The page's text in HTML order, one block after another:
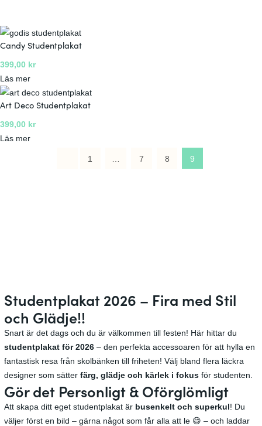
Candy Studentplakat
399,00 kr
Läs mer:
C
a
k
a
t
Art Deco Studentplakat
399,00 kr
Läs mer:
e
n
t
p
l
a
k
a
t
1 7 8 9
Studentplakat 2026 – Fira med Stil
och Glädje!!
Snart är det dags och du är välkommen till festen! Här hittar du
studentplakat för 2026 – den perfekta accessoaren för att hylla en
fantastisk resa från skolbänken till friheten! Välj bland flera läckra
designer som sätterfärg, glädje och kärlek i fokus för studenten.
Gör det Personligt & Oförglömligt
Att skapa ditt eget studentplakat är busenkelt och superkul! Du
väljer först en bild – gärna något som får alla att le 😄 – och laddar